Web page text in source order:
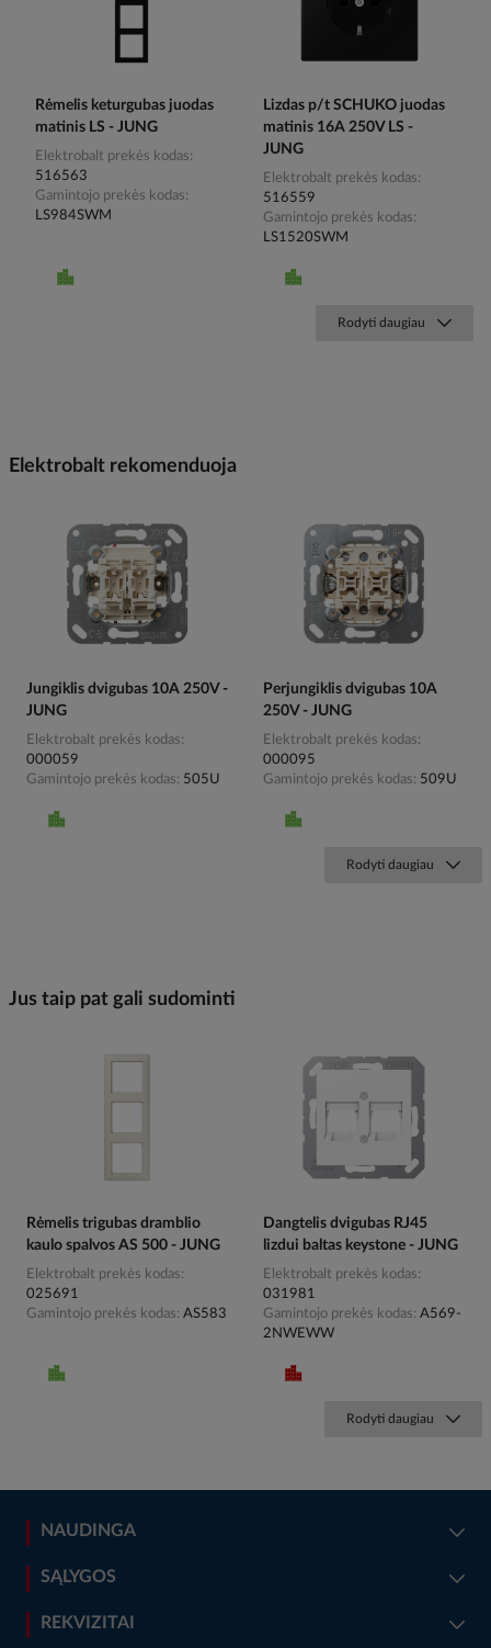
Rėmelis keturgubas juodas
matinis LS - JUNG
Elektrobalt prekės kodas
516563
Gamintojo prekės kodas
LS984SWM
Lizdas p/t SCHUKO juodas
matinis 16A 250V LS -
JUNG
Elektrobalt prekės kodas
516559
Gamintojo prekės kodas
LS1520SWM
Rodyti daugiau
Elektrobalt rekomenduoja
Jungiklis dvigubas 10A 250V -
JUNG
Elektrobalt prekės kodas
000059
Gamintojo prekės kodas
505U
Perjungiklis dvigubas 10A
250V - JUNG
Elektrobalt prekės kodas
000095
Gamintojo prekės kodas
509U
Rodyti daugiau
Jus taip pat gali sudominti
Rėmelis trigubas dramblio
kaulo spalvos AS 500 - JUNG
Elektrobalt prekės kodas
025691
Gamintojo prekės kodas AS583
Dangtelis dvigubas RJ45
lizdui baltas keystone - JUNG
Elektrobalt prekės kodas
031981
Gamintojo prekės kodas A569-
2NWEWW
Rodyti daugiau
NAUDINGA
SĄLYGOS
REKVIZITAI